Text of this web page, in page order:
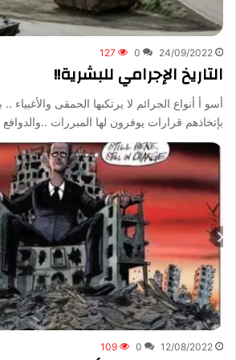
24/09/2022
0
127
التاريخ الإجرامي للبشرية!!
أسو أ أنواع الجرائم لا يرتكبها الحمقى
بإتخاذهم قرارات يوفرون لها المبررات ..والدوافع
12/08/2022
0
109